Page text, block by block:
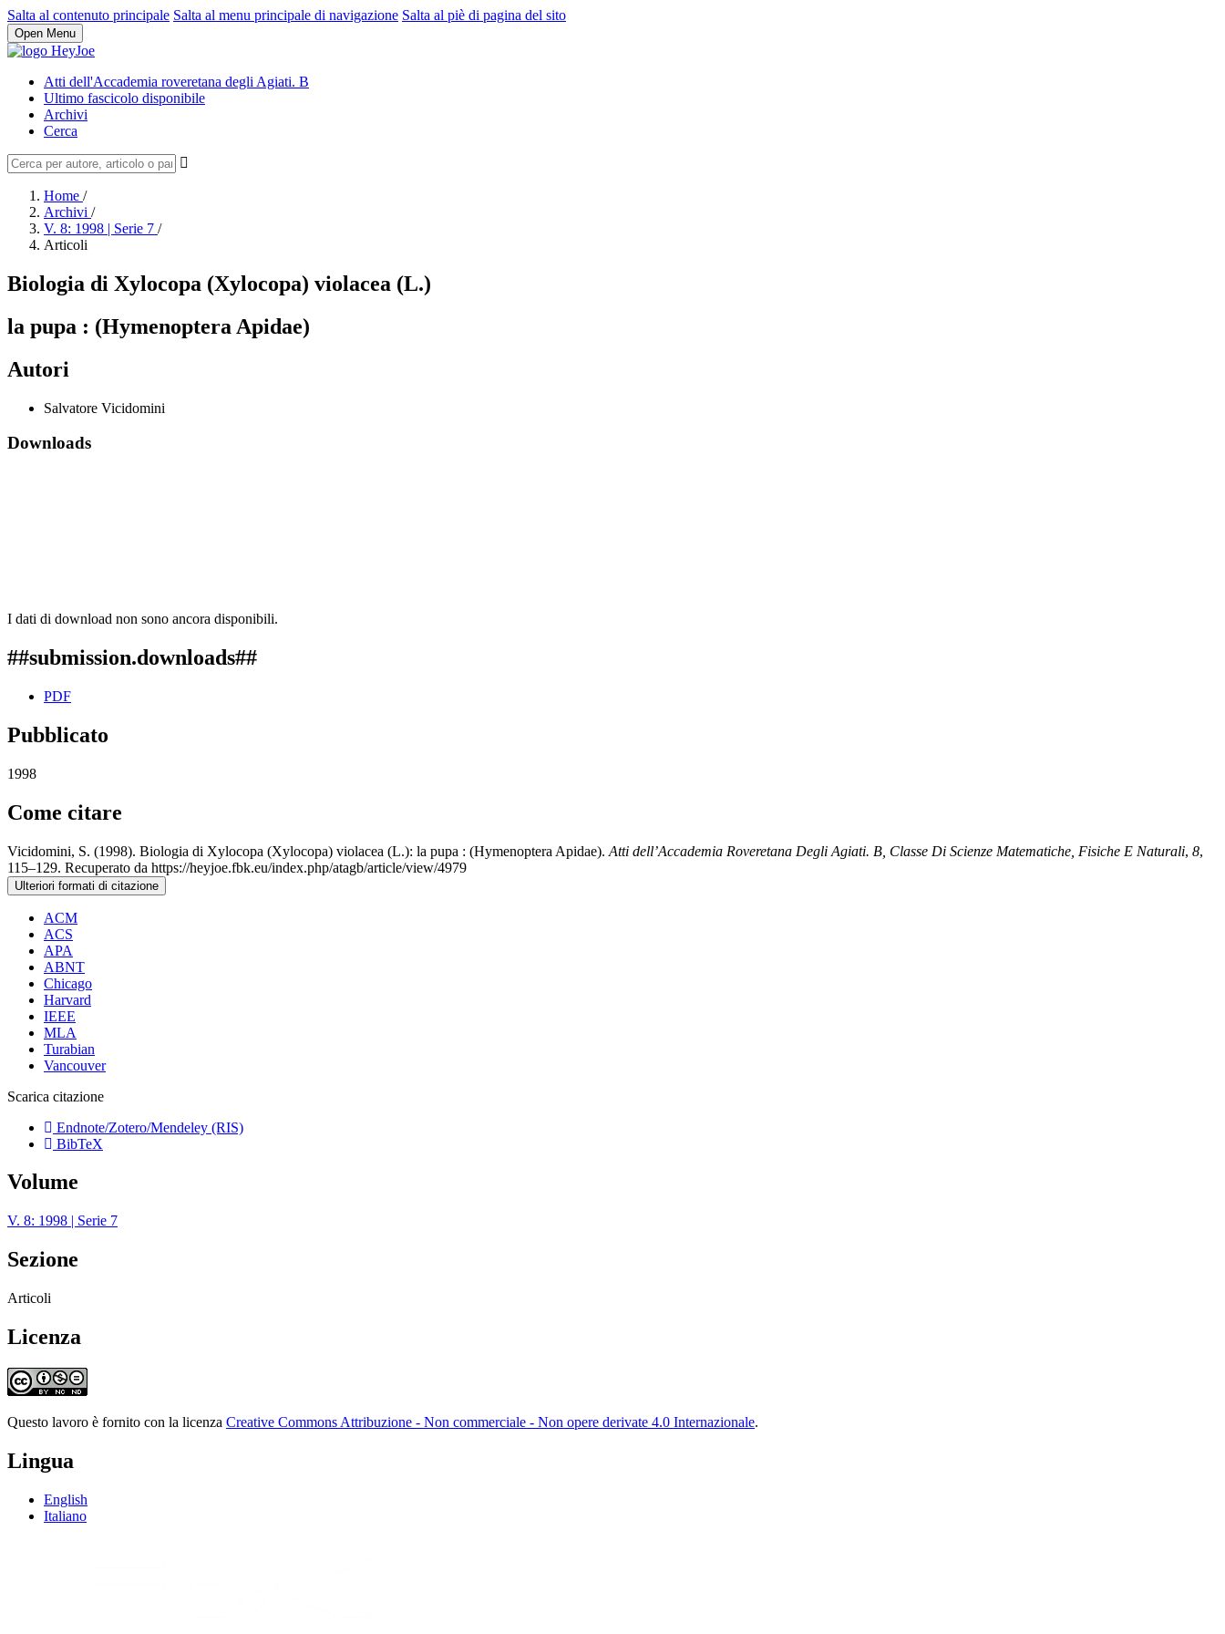
Salta al contenuto principale Salta al menu principale di navigazione Salta al piè di pagina del sito
Open Menu
Atti dell'Accademia roveretana degli Agiati. B
Ultimo fascicolo disponibile
Archivi
Cerca
Home /
Archivi /
V. 8: 1998 | Serie 7 /
Articoli
Biologia di Xylocopa (Xylocopa) violacea (L.)
la pupa : (Hymenoptera Apidae)
Autori
Salvatore Vicidomini
Downloads
I dati di download non sono ancora disponibili.
##submission.downloads##
PDF
Pubblicato
1998
Come citare
Vicidomini, S. (1998). Biologia di Xylocopa (Xylocopa) violacea (L.): la pupa : (Hymenoptera Apidae). Atti dell’Accademia Roveretana Degli Agiati. B, Classe Di Scienze Matematiche, Fisiche E Naturali, 8,
115–129. Recuperato da https://heyjoe.fbk.eu/index.php/atagb/article/view/4979
Ulteriori formati di citazione
ACM
ACS
APA
ABNT
Chicago
Harvard
IEEE
MLA
Turabian
Vancouver
Scarica citazione
Endnote/Zotero/Mendeley (RIS)
BibTeX
Volume
V. 8: 1998 | Serie 7
Sezione
Articoli
Licenza
Questo lavoro è fornito con la licenza Creative Commons Attribuzione - Non commerciale - Non opere derivate 4.0 Internazionale.
Lingua
English
Italiano